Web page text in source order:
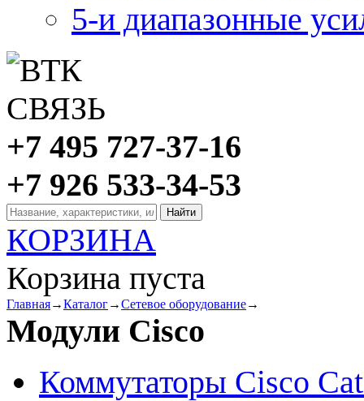
5-и диапазонные
+7 495 727-37-16
+7 926 533-34-53
КОРЗИНА
Корзина пуста
Главная→Каталог→Сетевое оборудование→
Модули Cisco
Коммутаторы Cisco